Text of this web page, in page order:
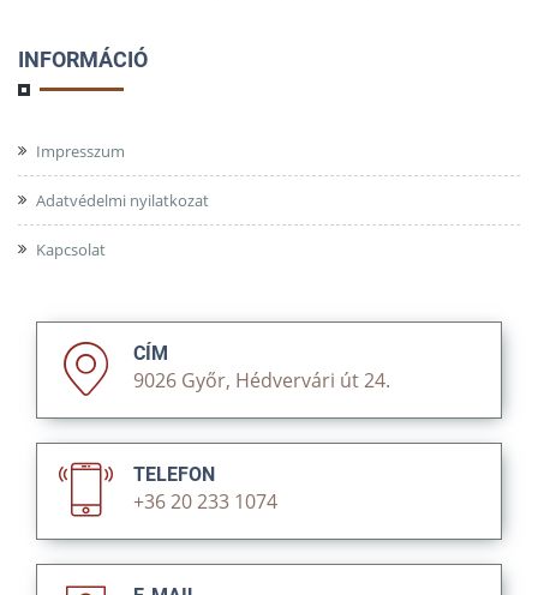
INFORMÁCIÓ
Impresszum
Adatvédelmi nyilatkozat
Kapcsolat
CÍM
9026 Győr, Hédvervári út 24.
TELEFON
+36 20 233 1074